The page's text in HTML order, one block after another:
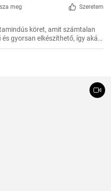
meg Szeretem
köret, amit számtalan
gyorsan elkészíthető, így akár
bevetésre kerülhet.